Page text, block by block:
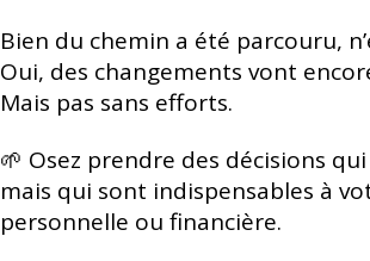
Bien du chemin a été parcouru,
Oui, des changements vont
Mais pas sans efforts.
🌱 Osez prendre des décisions
mais qui sont indispensables à
personnelle ou financière.